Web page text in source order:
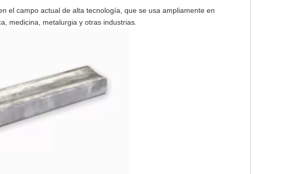
el campo actual de alta tecnología, que se usa ampliamente en
medicina, metalurgia y otras industrias.